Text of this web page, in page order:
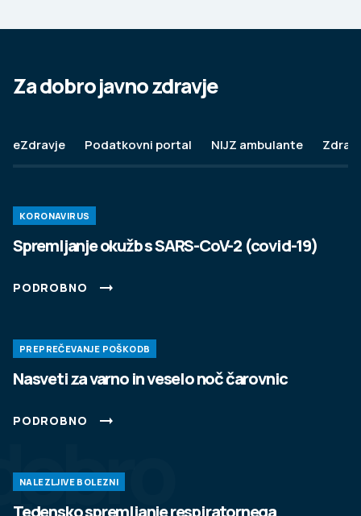
Za dobro javno zdravje
eZdravje Podatkovni portal NIJZ ambulante
KORONAVIRUS
Spremljanje okužb s SARS-CoV-2 (covid-19)
PODROBNO
PREPREČEVANJE POŠKODB
Nasveti za varno in veselo noč čarovnic
PODROBNO
NALEZLJIVE BOLEZNI